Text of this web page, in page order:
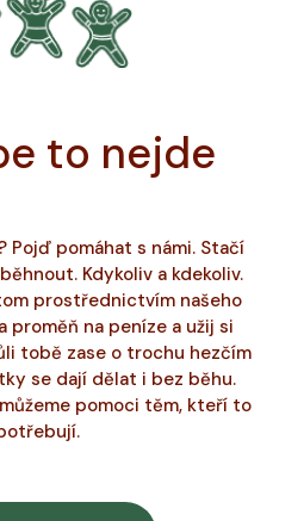
to nejde
Pojď pomáhat s námi. Stačí
Kdykoliv a kdekoliv.
prostřednictvím našeho
proměň na peníze a užij si
tobě zase o trochu hezčím
se dají dělat i bez běhu.
pomoci těm, kteří to